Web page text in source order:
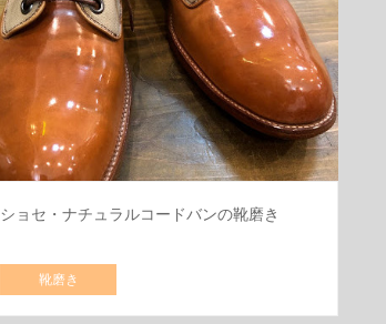
ショセ・ナチュラルコードバンの靴磨き
靴磨き